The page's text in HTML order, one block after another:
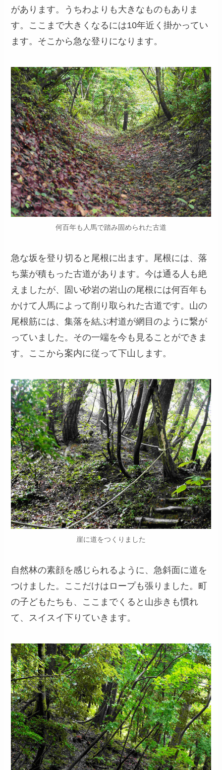
があります。うちわよりも大きなものもありま
す。ここまで大きくなるには10年近く掛かってい
ます。そこから急な登りになります。
何百年も人馬で踏み固められた古道
急な坂を登り切ると尾根に出ます。尾根には、落
ち葉が積もった古道があります。今は通る人も絶
えましたが、固い砂岩の岩山の尾根には何百年も
かけて人馬によって削り取られた古道です。山の
尾根筋には、集落を結ぶ村道が網目のように繋が
っていました。その一端を今も見ることができま
す。ここから案内に従って下山します。
崖に道をつくりました
自然林の素顔を感じられるように、急斜面に道を
つけました。ここだけはロープも張りました。町
の子どもたちも、ここまでくると山歩きも慣れ
て、スイスイ下りていきます。